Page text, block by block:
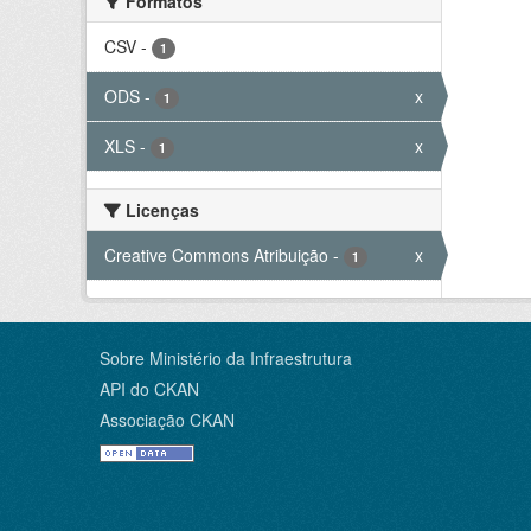
CSV - 1
ODS - 1 x
XLS - 1 x
Licenças
Creative Commons Atribuição - 1 x
Sobre Ministério da Infraestrutura
API do CKAN
Associação CKAN